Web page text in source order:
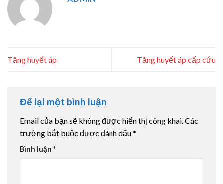
Tăng huyết áp Tăng huyết áp cấp cứu
Để lại một bình luận
Email của bạn sẽ không được hiển thị công khai.Các
trường bắt buộc được đánh dấu*
Bình luận *